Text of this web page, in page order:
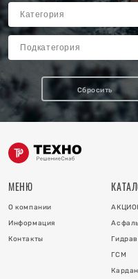
Сбросить
МЕНЮ
О компании
Информация
Контакты
ГСМ